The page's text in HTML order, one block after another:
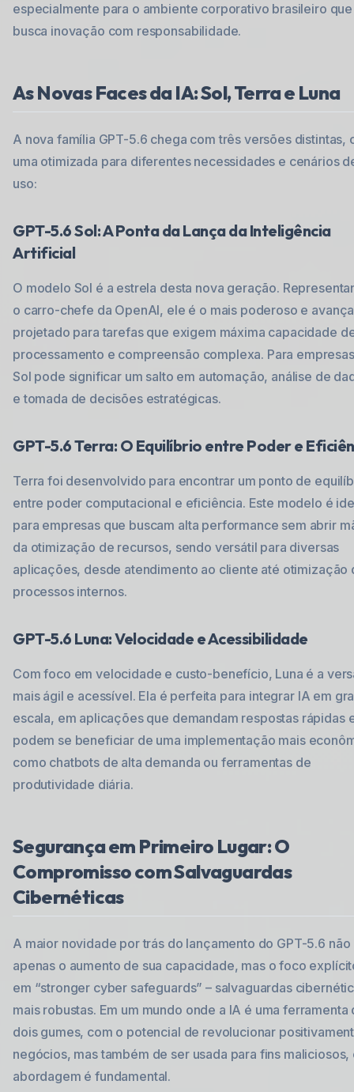
especialmente para o ambiente corporativo brasileiro que
busca inovação com responsabilidade.
As Novas Faces da IA: Sol, Terra e Luna
A nova família GPT-5.6 chega com três versões distintas,
uma otimizada para diferentes necessidades e cenários
uso:
GPT-5.6 Sol: A Ponta da Lança da Inteligência
Artificial
O modelo Sol é a estrela desta nova geração.
o carro-chefe da OpenAI, ele é o mais poderoso e
projetado para tarefas que exigem máxima capacidade
processamento e compreensão complexa. Para
Sol pode significar um salto em automação, análise de
e tomada de decisões estratégicas.
GPT-5.6 Terra: O Equilíbrio entre Poder e
Terra foi desenvolvido para encontrar um ponto de
entre poder computacional e eficiência. Este modelo é
para empresas que buscam alta performance sem abrir
da otimização de recursos, sendo versátil para diversas
aplicações, desde atendimento ao cliente até otimização
processos internos.
GPT-5.6 Luna: Velocidade e Acessibilidade
Com foco em velocidade e custo-benefício, Luna é a
mais ágil e acessível. Ela é perfeita para integrar IA em
escala, em aplicações que demandam respostas rápidas
podem se beneficiar de uma implementação mais
como chatbots de alta demanda ou ferramentas de
produtividade diária.
Segurança em Primeiro Lugar: O
Compromisso com Salvaguardas
Cibernéticas
A maior novidade por trás do lançamento do GPT-5.6 não
apenas o aumento de sua capacidade, mas o foco
em “stronger cyber safeguards” – salvaguardas
mais robustas. Em um mundo onde a IA é uma ferramenta
dois gumes, com o potencial de revolucionar
negócios, mas também de ser usada para fins maliciosos,
abordagem é fundamental.